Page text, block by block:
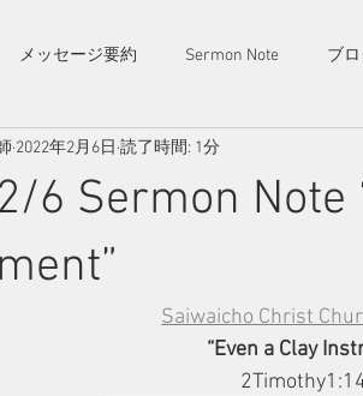
Saiwaicho Christ
教会案内 お知らせ
メッセージ要約 Sermon Note ブ
6 Sermon Note
2022年2月6日 読了時間: 1分
Saiwaicho Christ
“Even a Clay